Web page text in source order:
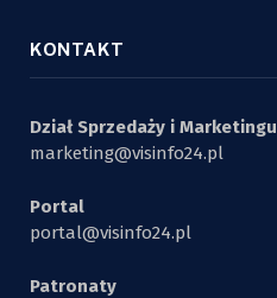
KONTAKT
Dział Sprzedaży i Marketingu
marketing@visinfo24.pl
Portal
portal@visinfo24.pl
Patronaty